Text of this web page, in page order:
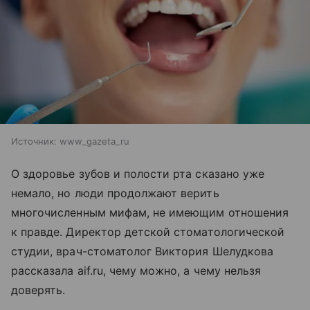
Источник: www_gazeta_ru
О здоровье зубов и полости рта сказано уже
немало, но люди продолжают верить
многочисленным мифам, не имеющим отношения
к правде. Директор детской стоматологической
студии, врач-стоматолог Виктория Шелудкова
рассказала aif.ru, чему можно, а чему нельзя
доверять.